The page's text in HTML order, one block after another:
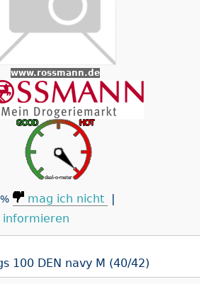
www.rossmann.de
mag ich nicht
|
informieren
100 DEN navy M (40/42)